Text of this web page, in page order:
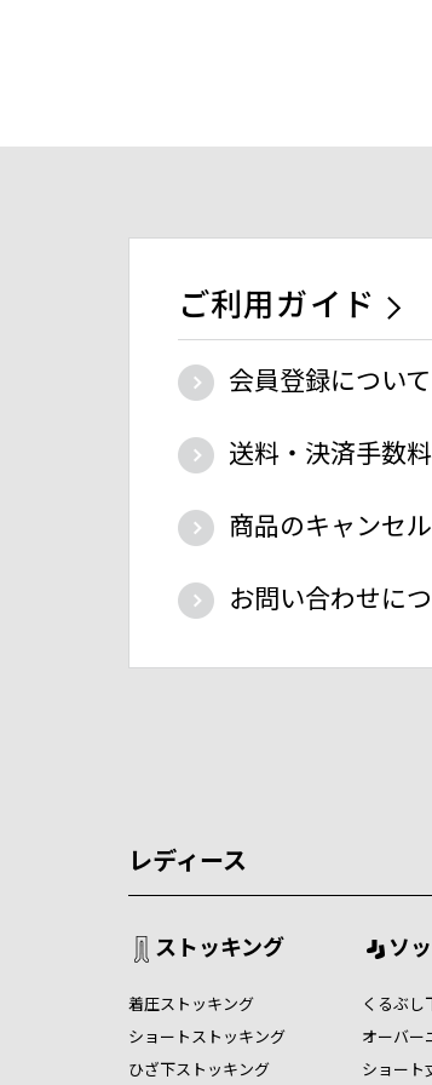
ご利用ガイド
会員登録について
送料・決済手数
商品のキャンセ
お問い合わせに
レディース
ストッキング
着圧ストッキング
ショートストッキング
ひざ下ストッキング
ソ
くるぶし
オーバー
ショート